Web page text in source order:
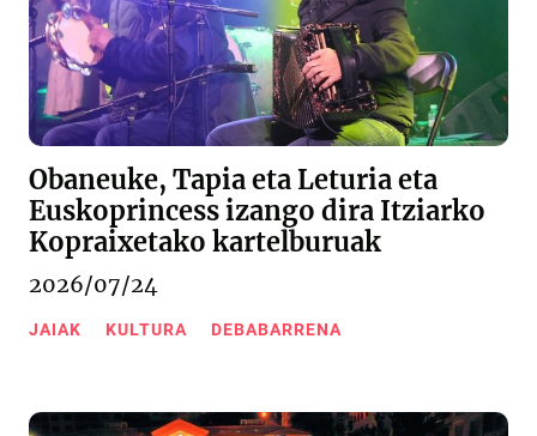
Obaneuke, Tapia eta Leturia eta
Euskoprincess izango dira Itziarko
Kopraixetako kartelburuak
2026/07/24
JAIAK KULTURA DEBABARRENA